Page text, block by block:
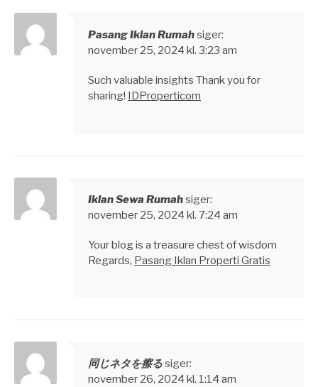
Pasang Iklan Rumahsiger:
november 25, 2024 kl. 3:23 am
Such valuable insights Thank you for
sharing! IDProperticom
Iklan Sewa Rumahsiger:
november 25, 2024 kl. 7:24 am
Your blog is a treasure chest of wisdom
Regards, Pasang Iklan Properti Gratis
同じネタを擦るsiger:
november 26, 2024 kl. 1:14 am